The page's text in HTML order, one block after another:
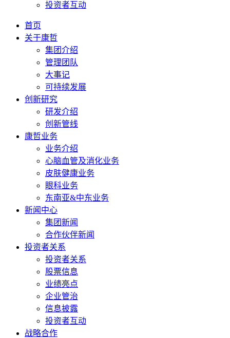
投资者互动
首页
关于康哲
集团介绍
管理团队
大事记
可持续发展
创新研究
研发介绍
创新管线
康哲业务
业务介绍
心脑血管及消化业务
皮肤健康业务
眼科业务
东南亚&中东业务
新闻中心
集团新闻
合作伙伴新闻
投资者关系
投资者关系
股票信息
业绩亮点
企业管治
信息披露
投资者互动
战略合作